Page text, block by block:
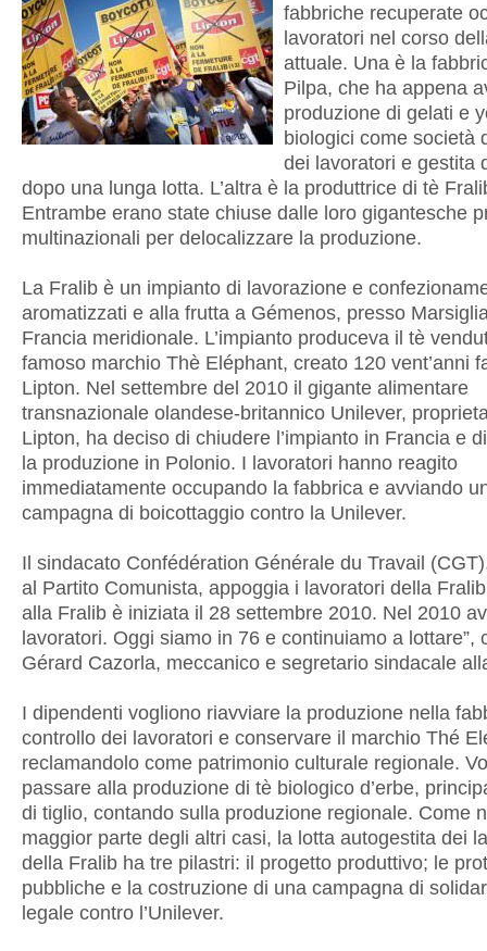
fabbriche recuperate
lavoratori nel corso
attuale. Una è la
Pilpa, che ha appena
produzione di gelati e
biologici come società
dei lavoratori e gestita
dopo una lunga lotta. L’altra è la produttrice di tè
Entrambe erano state chiuse dalle loro gigantesche
multinazionali per delocalizzare la produzione.
La Fralib è un impianto di lavorazione e
aromatizzati e alla frutta a Gémenos, presso
Francia meridionale. L’impianto produceva il tè
famoso marchio Thè Eléphant, creato 120 vent’anni
Lipton. Nel settembre del 2010 il gigante alimentare
transnazionale olandese-britannico Unilever,
Lipton, ha deciso di chiudere l’impianto in Francia e
la produzione in Polonio. I lavoratori hanno reagito
immediatamente occupando la fabbrica e avviando
campagna di boicottaggio contro la Unilever.
Il sindacato Confédération Générale du Travail
al Partito Comunista, appoggia i lavoratori della
alla Fralib è iniziata il 28 settembre 2010. Nel 2010
lavoratori. Oggi siamo in 76 e continuiamo a lottare”,
Gérard Cazorla, meccanico e segretario sindacale
I dipendenti vogliono riavviare la produzione nella
controllo dei lavoratori e conservare il marchio Thé
reclamandolo come patrimonio culturale regionale.
passare alla produzione di tè biologico d’erbe,
di tiglio, contando sulla produzione regionale. Come
maggior parte degli altri casi, la lotta autogestita dei
della Fralib ha tre pilastri: il progetto produttivo; le
pubbliche e la costruzione di una campagna di
legale contro l’Unilever.